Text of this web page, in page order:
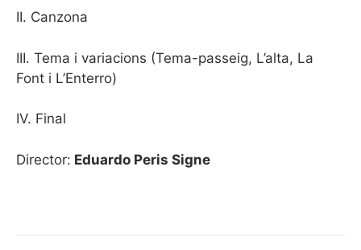
II. Canzona
III. Tema i variacions (Tema-passeig, L’alta, La
Font i L’Enterro)
IV. Final
Director: Eduardo Peris Signe